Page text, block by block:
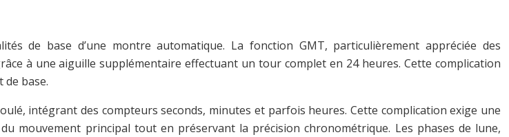
de base d’une montre automatique. La fonction GMT, particulièrement appréciée des
à une aiguille supplémentaire effectuant un tour complet en 24 heures. Cette complication
base.
intégrant des compteurs seconds, minutes et parfois heures. Cette complication exige une
mouvement principal tout en préservant la précision chronométrique. Les phases de lune,